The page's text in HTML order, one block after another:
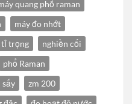
quang phổ raman
máy đo nhớt
tỉ trọng
nghiền cối
phổ Raman
sấy
zm 200